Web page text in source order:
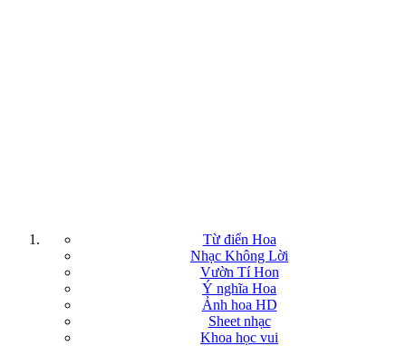
Từ điển Hoa
Nhạc Không Lời
Vườn Tí Hon
Ý nghĩa Hoa
Ảnh hoa HD
Sheet nhạc
Khoa học vui